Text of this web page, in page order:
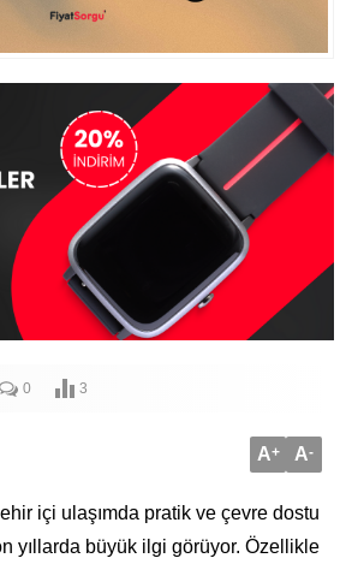
0 3
A+ A-
içi ulaşımda pratik ve çevre dostu
yıllarda büyük ilgi görüyor. Özellikle